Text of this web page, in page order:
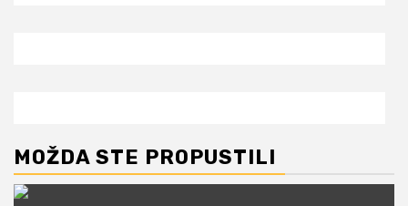
MOŽDA STE PROPUSTILI